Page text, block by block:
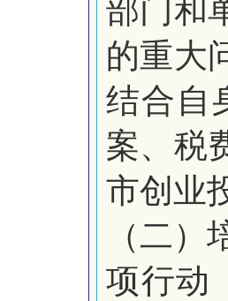
部门和
的重大
结合自
案、税
市创业
（二
项行动